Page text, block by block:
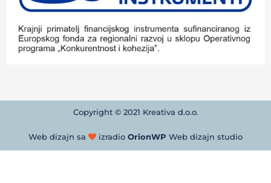
Copyright © 2021 Kreativa d.o.o.
Web dizajn sa izradio OrionWP Web dizajn studio